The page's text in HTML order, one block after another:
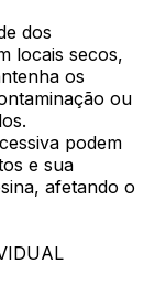
dos
locais secos,
os
ou
podem
e sua
afetando o